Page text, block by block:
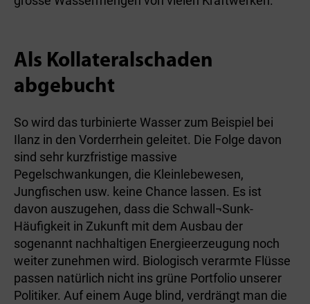
Als Kollateralschaden
abgebucht
So wird das turbinierte Wasser zum Beispiel bei
Ilanz in den Vorderrhein geleitet. Die Folge davon
sind sehr kurzfristige massive
Pegelschwankungen, die Kleinlebewesen,
Jungfischen usw. keine Chance lassen. Es ist
davon auszugehen, dass die Schwall¬Sunk-
Häufigkeit in Zukunft mit dem Ausbau der
sogenannt nachhaltigen Energieerzeugung noch
weiter zunehmen wird. Biologisch verarmte Flüsse
passen natürlich nicht ins grüne Portfolio unserer
Politiker. Auf einem Auge blind, verdrängt man die